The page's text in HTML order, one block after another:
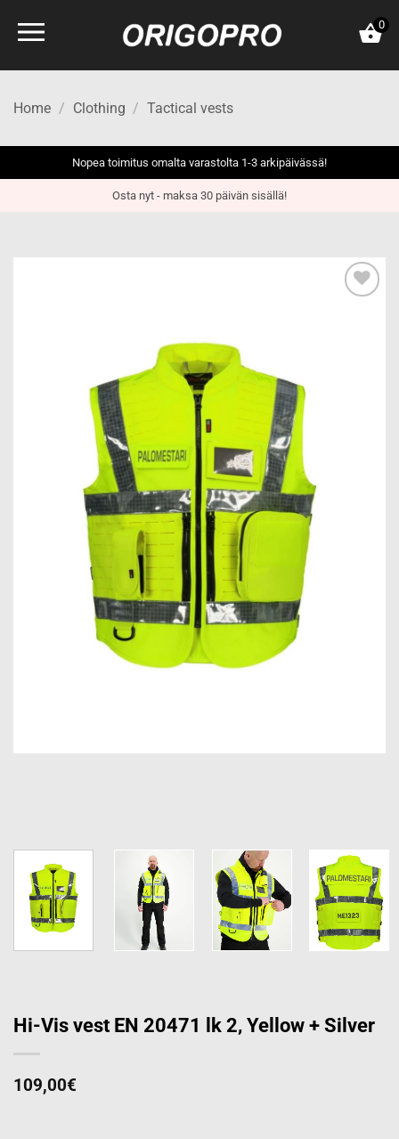
0
Home / Clothing / Tactical vests
Nopea toimitus omalta varastolta 1-3 arkipäivässä!
Osta nyt - maksa 30 päivän sisällä!
Hi-Vis vest EN 20471 lk 2, Yellow + Silver
109,00€